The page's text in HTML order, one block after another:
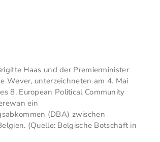
Haas und der Premierminister
Wever, unterzeichneten am 4. Mai
8. European Political Community
ein
(DBA) zwischen
(Quelle: Belgische Botschaft in